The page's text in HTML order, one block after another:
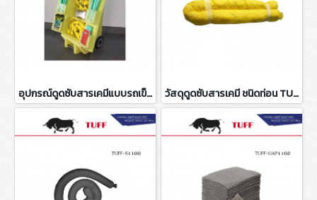
อุปกรณ์ดูดซับสารเคมีแบบรถเข็น KIT 345 วัสดุดูดซับสารเคมี ชนิดท่อน TUFF-CAS101